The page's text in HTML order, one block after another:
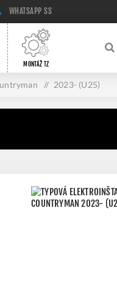
WHATSAPP SS
MONTÁŽ TZ
/ 2023- (U25)